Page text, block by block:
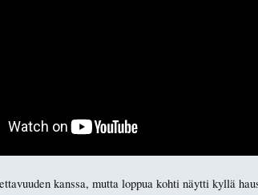
kanssa, mutta loppua kohti näytti kyllä